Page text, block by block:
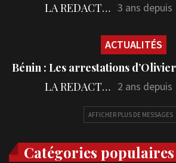
LA REDACTION 3 ans depuis
ACTUALITÉS
Bénin : Les arrestations
LA REDACTION 2 ans depuis
AFFICHER PLUS DE MESSAGES
Catégories populaires